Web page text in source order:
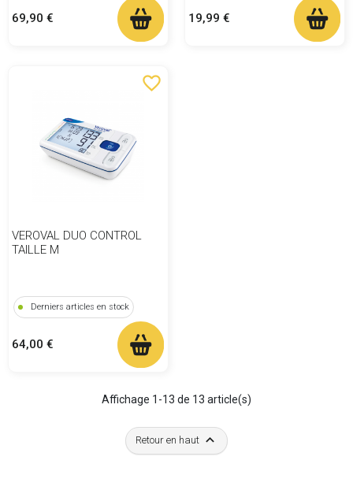
Prix
69,90 € Prix
19,99 €
favorite_border
VEROVAL DUO CONTROL
TAILLE M
Derniers articles en stock
Prix
64,00 €
Affichage 1-13 de 13 article(s)
Retour en haut 